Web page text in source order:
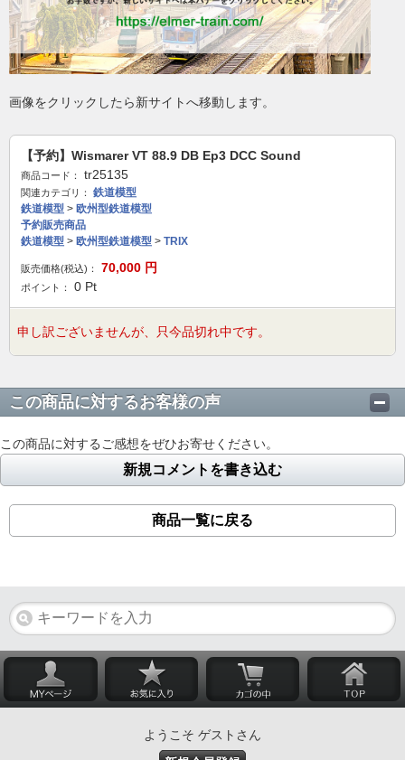
画像をクリックしたら新サイトへ移動します。
【予約】Wismarer VT 88.9 DB Ep3 DCC Sound
商品コード： tr25135
関連カテゴリ：
鉄道模型
鉄道模型 > 欧州型鉄道模型
予約販売商品
鉄道模型 > 欧州型鉄道模型 > TRIX
販売価格(税込)： 70,000 円
ポイント： 0 Pt
申し訳ございませんが、只今品切れ中です。
この商品に対するお客様の声
この商品に対するご感想をぜひお寄せください。
新規コメントを書き込む
商品一覧に戻る
ようこそ ゲストさん